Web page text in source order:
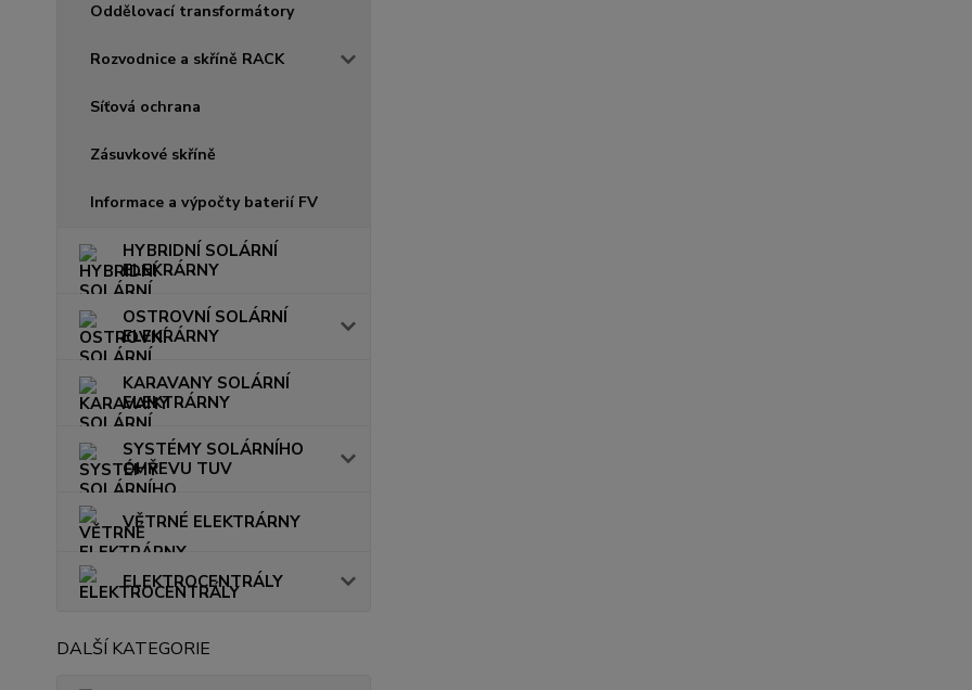
Oddělovací transformátory
Rozvodnice a skříně RACK
Síťová ochrana
Zásuvkové skříně
Informace a výpočty baterií FV
HYBRIDNÍ SOLÁRNÍ
ELEKRÁRNY
OSTROVNÍ SOLÁRNÍ
ELEKRÁRNY
KARAVANY SOLÁRNÍ
ELEKTRÁRNY
SYSTÉMY SOLÁRNÍHO
OHŘEVU TUV
VĚTRNÉ ELEKTRÁRNY
ELEKTROCENTRÁLY
DALŠÍ KATEGORIE